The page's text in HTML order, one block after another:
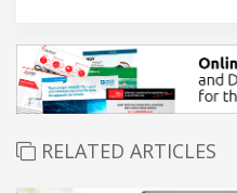
RELATED ARTICLES